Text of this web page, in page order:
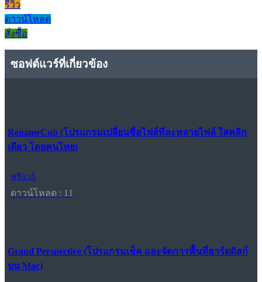
รีวิว
ดาวน์โหลด
สั่งซื้อ
ซอฟต์แวร์ที่เกี่ยวข้อง
RenameCub (โปรแกรมเปลี่ยนชื่อไฟล์ทีละหลายไฟล์ ใสคลิก
เดียว โดยคนไทย)
ฟรีแวร์
ดาวน์โหลด : 11
Grand Perspective (โปรแกรมเช็ค และจัดการพื้นที่ฮาร์ดดิสก์
บน Mac)